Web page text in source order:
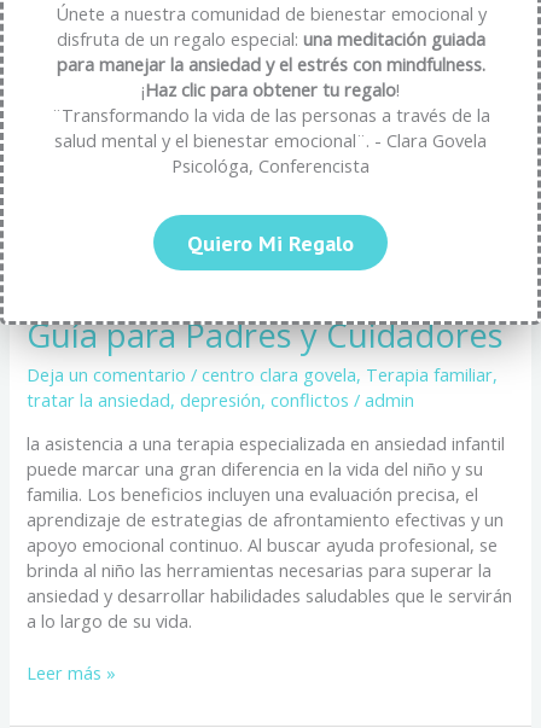
Únete a nuestra comunidad de bienestar emocional y
disfruta de un regalo especial: una meditación guiada
para manejar la ansiedad y el estrés con mindfulness.
¡Haz clic para obtener tu regalo!
¨Transformando la vida de las personas a través de la
salud mental y el bienestar emocional¨. - Clara Govela
Psicológa, Conferencista
Quiero Mi Regalo
10 Estrategias Efectivas para
Guía para Padres y Cuidadores
Deja un comentario /centro clara govela, Terapia familiar,
tratar la ansiedad, depresión, conflictos /admin
la asistencia a una terapia especializada en ansiedad infantil
puede marcar una gran diferencia en la vida del niño y su
familia. Los beneficios incluyen una evaluación precisa, el
aprendizaje de estrategias de afrontamiento efectivas y un
apoyo emocional continuo. Al buscar ayuda profesional, se
brinda al niño las herramientas necesarias para superar la
ansiedad y desarrollar habilidades saludables que le servirán
a lo largo de su vida.
Ansiedad
Guía
para
Leer más »